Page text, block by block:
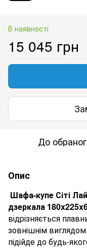
В наявності
15 045 грн
До
Опис
Шафа-купе Сіті
дзеркала 180x225x
відрізняється
зовнішнім
підійде до будь-